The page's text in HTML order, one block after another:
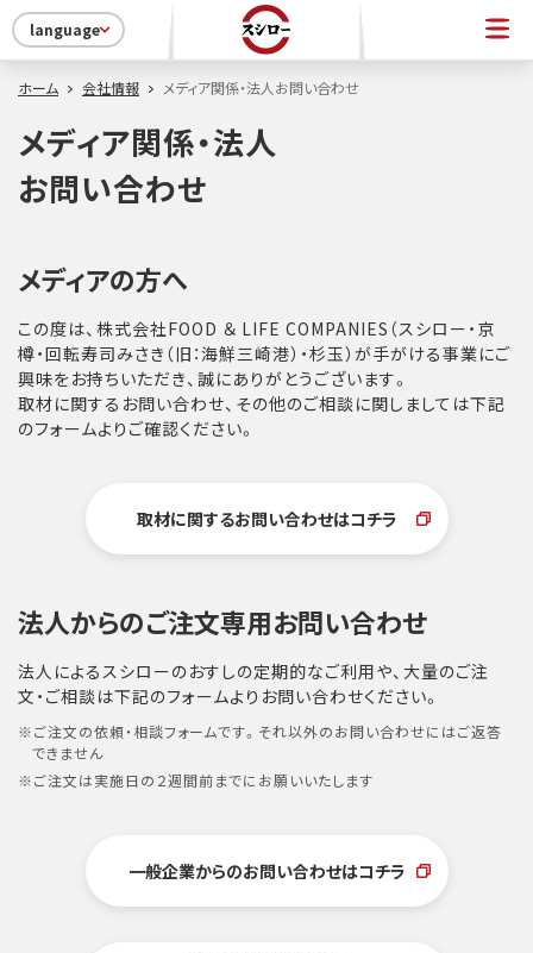
language
ホーム 会社情報 メディア関係・法人お問い合わせ
メディア関係・法人
お問い合わせ
メディアの方へ
この度は、株式会社FOOD ＆ LIFE COMPANIES（スシロー・京
樽・回転寿司みさき（旧：海鮮三崎港）・杉玉）が手がける事業にご
興味をお持ちいただき、誠にありがとうございます。
取材に関するお問い合わせ、その他のご相談に関しましては下記
のフォームよりご確認ください。
取材に関するお問い合わせはコチラ
法人からのご注文専用お問い合わせ
法人によるスシローのおすしの定期的なご利用や、大量のご注
文・ご相談は下記のフォームよりお問い合わせください。
※ご注文の依頼・相談フォームです。それ以外のお問い合わせにはご返答
できません
※ご注文は実施日の２週間前までにお願いいたします
一般企業からのお問い合わせはコチラ